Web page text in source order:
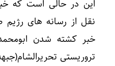
این در حالی است که
نقل از رسانه های رژیم
خبر کشته شدن
تروریستی